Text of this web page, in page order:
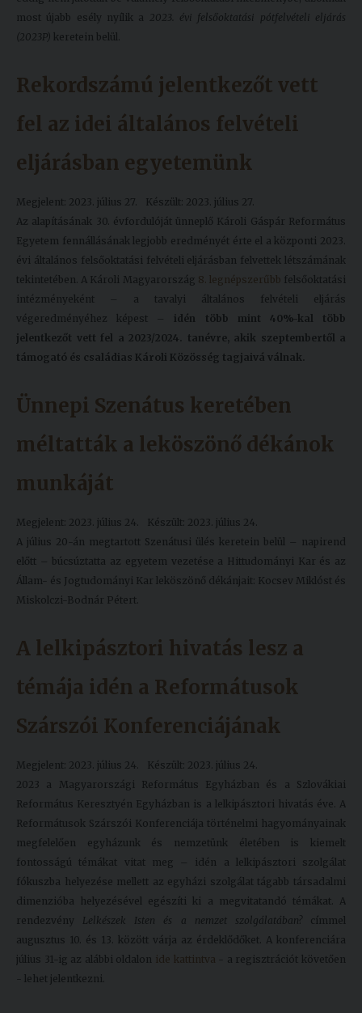
most újabb esély nyílik a
2023. évi felsőoktatási pótfelvételi eljárás
(2023P) keretein belül.
Rekordszámú jelentkezőt vett
fel az idei általános felvételi
eljárásban egyetemünk
Megjelent: 2023. július 27.
Készült: 2023. július 27.
Az alapításának 30. évfordulóját ünneplő Károli Gáspár Református
Egyetem fennállásának legjobb eredményét érte el a központi 2023.
évi általános felsőoktatási felvételi eljárásban felvettek létszámának
tekintetében. A Károli Magyarország 8. legnépszerűbb felsőoktatási
intézményeként – a tavalyi általános felvételi eljárás
végeredményéhez képest – idén több mint 40%-kal több
jelentkezőt vett fel a 2023/2024. tanévre, akik szeptembertől a
támogató és családias Károli Közösség tagjaivá válnak.
Ünnepi Szenátus keretében
méltatták a leköszönő dékánok
munkáját
Megjelent: 2023. július 24.
Készült: 2023. július 24.
A július 20-án megtartott Szenátusi ülés keretein belül – napirend
előtt – búcsúztatta az egyetem vezetése a Hittudományi Kar és az
Állam- és Jogtudományi Kar leköszönő dékánjait: Kocsev Miklóst és
Miskolczi-Bodnár Pétert.
A lelkipásztori hivatás lesz a
témája idén a Reformátusok
Szárszói Konferenciájának
Megjelent: 2023. július 24.
Készült: 2023. július 24.
2023 a Magyarországi Református Egyházban és a Szlovákiai
Református Keresztyén Egyházban is a lelkipásztori hivatás éve. A
Reformátusok Szárszói Konferenciája történelmi hagyományainak
megfelelően egyházunk és nemzetünk életében is kiemelt
fontosságú témákat vitat meg – idén a lelkipásztori szolgálat
fókuszba helyezése mellett az egyházi szolgálat tágabb társadalmi
dimenzióba helyezésével egészíti ki a megvitatandó témákat. A
rendezvény Lelkészek Isten és a nemzet szolgálatában?
címmel
augusztus 10. és 13. között várja az érdeklődőket. A konferenciára
július 31-ig az alábbi oldalon ide kattintva - a regisztrációt követően
- lehet jelentkezni.